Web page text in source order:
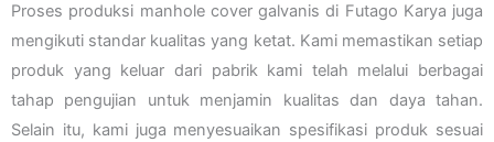
Proses produksi manhole cover galvanis di Futago Karya juga
mengikuti standar kualitas yang ketat. Kami memastikan setiap
produk yang keluar dari pabrik kami telah melalui berbagai
tahap pengujian untuk menjamin kualitas dan daya tahan.
Selain itu, kami juga menyesuaikan spesifikasi produk sesuai